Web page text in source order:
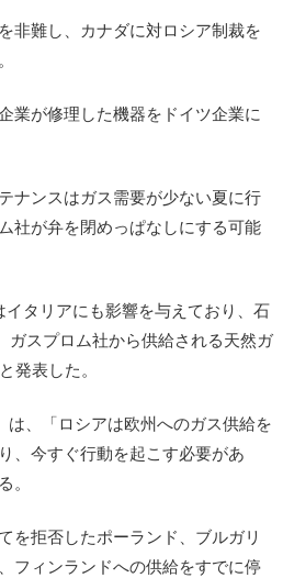
非難し、カナダに対ロシア制裁を
業が修理した機器をドイツ企業に
ナンスはガス需要が少ない夏に行
社が弁を閉めっぱなしにする可能
イタリアにも影響を与えており、石
ガスプロム社から供給される天然ガ
発表した。
は、「ロシアは欧州へのガス供給を
、今すぐ行動を起こす必要があ
。
を拒否したポーランド、ブルガリ
フィンランドへの供給をすでに停